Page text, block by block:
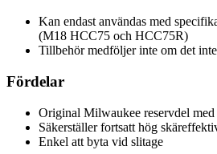
Kan endast användas med
(M18 HCC75 och HCC75R)
Tillbehör medföljer inte om det inte
Fördelar
Original Milwaukee reservdel med
Säkerställer fortsatt hög
Enkel att byta vid slitage